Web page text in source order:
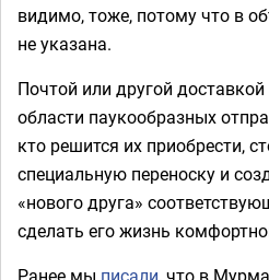
видимо, тоже, потому что в
не указана.
Почтой или другой
области паукообразных
кто решится их приобрести,
специальную переноску и
«нового друга»
сделать его жизнь